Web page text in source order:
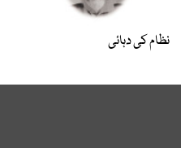
نظام کی دہائی